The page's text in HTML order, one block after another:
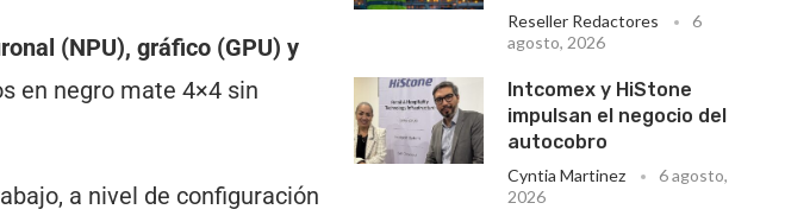
(NPU), gráfico (GPU) y
en negro mate 4×4 sin
a nivel de configuración
Reseller Redactores
6
agosto, 2026
Intcomex y HiStone
impulsan el negocio del
autocobro
Cyntia Martinez
6 agosto,
2026